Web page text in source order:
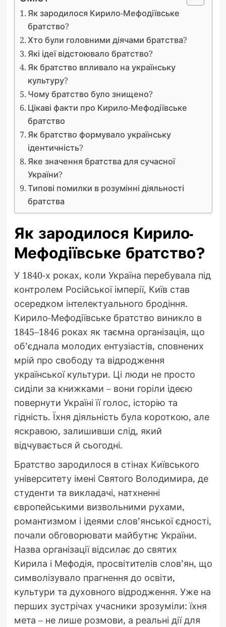
Як зародилося Кирило-Мефодіївське
братство?
Хто були головними діячами братства?
Які ідеї відстоювало братство?
Як братство впливало на українську
культуру?
Чому братство було знищено?
Цікаві факти про Кирило-Мефодіївське
братство
Як братство формувало українську
ідентичність?
Яке значення братства для сучасної
України?
Типові помилки в розумінні діяльності
братства
Як зародилося Кирило-
Мефодіївське братство?
У 1840-х роках, коли Україна перебувала під
контролем Російської імперії, Київ став
осередком інтелектуального бродіння.
Кирило-Мефодіївське братство виникло в
1845–1846 роках як таємна організація, що
об’єднала молодих ентузіастів, сповнених
мрій про свободу та відродження
української культури. Ці люди не просто
сиділи за книжками – вони горіли ідеєю
повернути Україні її голос, історію та
гідність. Їхня діяльність була короткою, але
яскравою, залишивши слід, який
відчувається й сьогодні.
Братство зародилося в стінах Київського
університету імені Святого Володимира, де
студенти та викладачі, натхненні
європейськими визвольними рухами,
романтизмом і ідеями слов’янської єдності,
почали обговорювати майбутнє України.
Назва організації відсилає до святих
Кирила і Мефодія, просвітителів слов’ян, що
символізувало прагнення до освіти,
культури та духовного відродження. Уже на
перших зустрічах учасники зрозуміли: їхня
мета – не лише розмови, а реальні дії для